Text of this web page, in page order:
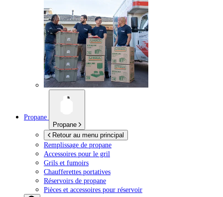
Propane
Propane
Retour au menu principal
Remplissage de propane
Accessoires pour le gril
Grils et fumoirs
Chaufferettes portatives
Réservoirs de propane
Pièces et accessoires pour réservoir